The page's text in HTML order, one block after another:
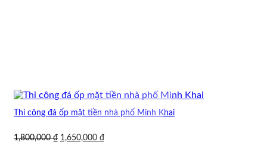
Thi công đá ốp mặt tiền nhà phố Minh Khai
1,800,000₫ Giá
1,650,000 ₫Giá